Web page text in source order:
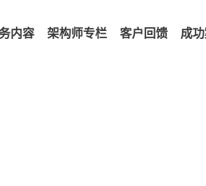
内容 架构师专栏 客户回馈 成